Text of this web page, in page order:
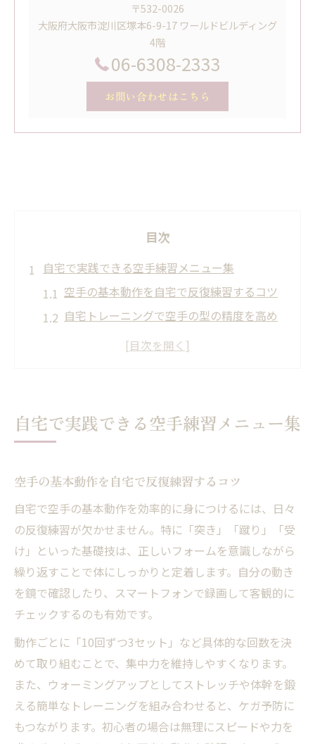
〒532-0026
大阪府大阪市淀川区塚本6-9-17 ワールドビルディング
4階
06-6308-2333
お問い合わせはこちら
目次
自宅で実践できる空手練習メニュー集
空手の基本動作を自宅で反復練習するコツ
自宅トレーニングで空手の型の精度を高め
用法
紹介
空手に必須の体幹トレーニングメニューを
解説
自宅で空手の強さを支える体幹強化のポイ
ント
空手の技と体幹を連動させる練習方法の工
空手練習で実感する体幹トレーニングの効
体幹を鍛えて空手のフォームを安定させる
方法
自宅で実践できる空手練習メニュー集
空手の基本動作を自宅で反復練習するコツ
自宅で空手の基本動作を効率的に身につけるには、日々
の反復練習が欠かせません。特に「突き」「蹴り」「受
け」といった基礎技は、正しいフォームを意識しながら
繰り返すことで体にしっかりと定着します。自分の動き
を鏡で確認したり、スマートフォンで録画して客観的に
チェックするのも有効です。
動作ごとに「10回ずつ3セット」など具体的な回数を決
めて取り組むことで、集中力を維持しやすくなります。
また、ウォーミングアップとしてストレッチや体幹を鍛
える簡単なトレーニングを組み合わせると、ケガ予防に
もつながります。初心者の場合は無理にスピードや力を